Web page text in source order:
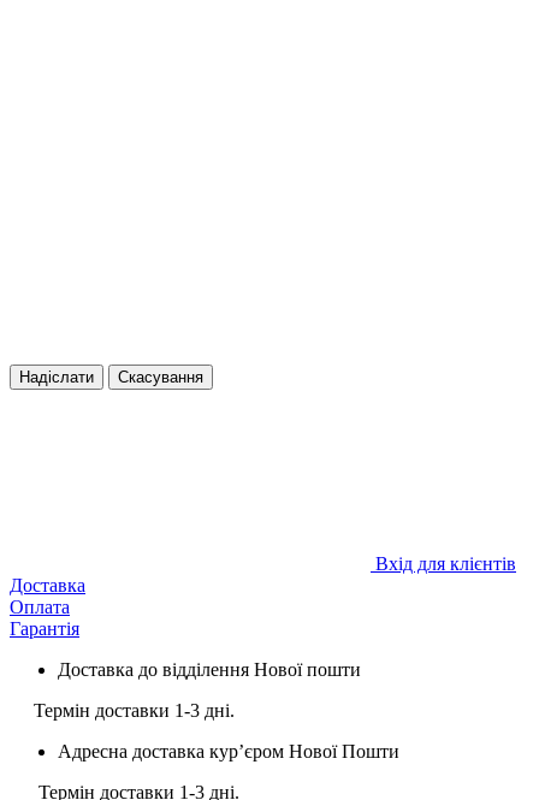
Надіслати Скасування
Вхід для клієнтів
Доставка
Оплата
Гарантія
Доставка до відділення Нової пошти
Термін доставки 1-3 дні.
Адресна доставка курʼєром Нової Пошти
Термін доставки 1-3 дні.